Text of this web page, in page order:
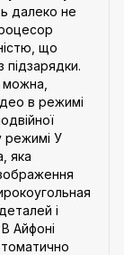
далеко не
що
в режимі
режимі У
яка
і
Айфоні